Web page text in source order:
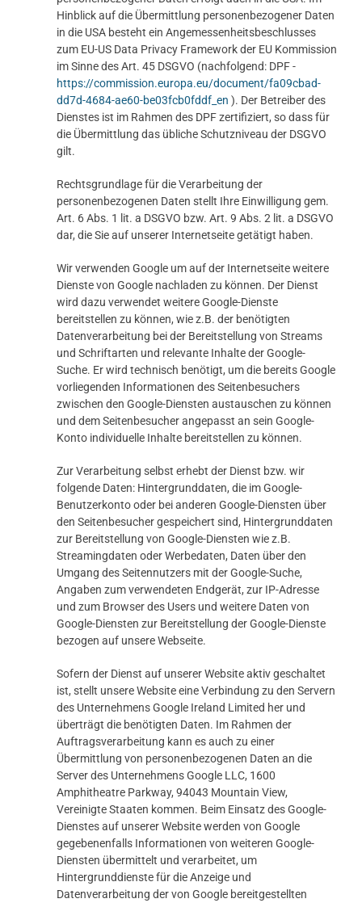
Hinblick auf die Übermittlung personenbezogener Daten
in die USA besteht ein Angemessenheitsbeschlusses
zum EU-US Data Privacy Framework der EU Kommission
im Sinne des Art. 45 DSGVO (nachfolgend: DPF -
https://commission.europa.eu/document/fa09cbad-
dd7d-4684-ae60-be03fcb0fddf_en ). Der Betreiber des
Dienstes ist im Rahmen des DPF zertifiziert, so dass für
die Übermittlung das übliche Schutzniveau der DSGVO
gilt.
Rechtsgrundlage für die Verarbeitung der
personenbezogenen Daten stellt Ihre Einwilligung gem.
Art. 6 Abs. 1 lit. a DSGVO bzw. Art. 9 Abs. 2 lit. a DSGVO
dar, die Sie auf unserer Internetseite getätigt haben.
Wir verwenden Google um auf der Internetseite weitere
Dienste von Google nachladen zu können. Der Dienst
wird dazu verwendet weitere Google-Dienste
bereitstellen zu können, wie z.B. der benötigten
Datenverarbeitung bei der Bereitstellung von Streams
und Schriftarten und relevante Inhalte der Google-
Suche. Er wird technisch benötigt, um die bereits Google
vorliegenden Informationen des Seitenbesuchers
zwischen den Google-Diensten austauschen zu können
und dem Seitenbesucher angepasst an sein Google-
Konto individuelle Inhalte bereitstellen zu können.
Zur Verarbeitung selbst erhebt der Dienst bzw. wir
folgende Daten: Hintergrunddaten, die im Google-
Benutzerkonto oder bei anderen Google-Diensten über
den Seitenbesucher gespeichert sind, Hintergrunddaten
zur Bereitstellung von Google-Diensten wie z.B.
Streamingdaten oder Werbedaten, Daten über den
Umgang des Seitennutzers mit der Google-Suche,
Angaben zum verwendeten Endgerät, zur IP-Adresse
und zum Browser des Users und weitere Daten von
Google-Diensten zur Bereitstellung der Google-Dienste
bezogen auf unsere Webseite.
Sofern der Dienst auf unserer Website aktiv geschaltet
ist, stellt unsere Website eine Verbindung zu den Servern
des Unternehmens Google Ireland Limited her und
überträgt die benötigten Daten. Im Rahmen der
Auftragsverarbeitung kann es auch zu einer
Übermittlung von personenbezogenen Daten an die
Server des Unternehmens Google LLC, 1600
Amphitheatre Parkway, 94043 Mountain View,
Vereinigte Staaten kommen. Beim Einsatz des Google-
Dienstes auf unserer Website werden von Google
gegebenenfalls Informationen von weiteren Google-
Diensten übermittelt und verarbeitet, um
Hintergrunddienste für die Anzeige und
Datenverarbeitung der von Google bereitgestellten